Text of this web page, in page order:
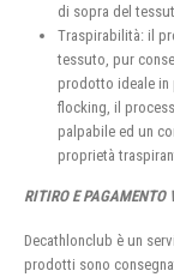
di sopra del
Traspirabilità: il
tessuto, pur
prodotto ideale in
flocking, il
palpabile ed un
proprietà
RITIRO E PAGAMENTO
Decathlonclub è un
prodotti sono